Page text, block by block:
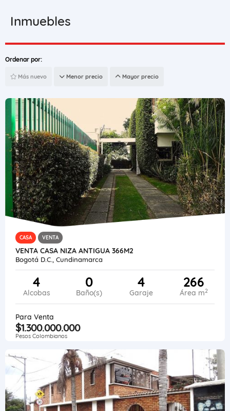
Inmuebles
Ordenar por:
Más nuevo Menor precio Mayor precio
CASA VENTA
VENTA CASA NIZA ANTIGUA 366M2
Bogotá D.C., Cundinamarca
4
Alcobas
0
Baño(s)
4
Garaje
266
Área m2
Para Venta
$1.300.000.000
Pesos Colombianos